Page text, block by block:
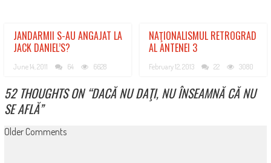
JANDARMII S-AU ANGAJAT LA
JACK DANIEL’S?
June 14, 2011 64 6628
NAŢIONALISMUL RETROGRAD
AL ANTENEI 3
February 12, 2013 22 3080
52 THOUGHTS ON “DACĂ NU DAŢI, NU ÎNSEAMNĂ CĂ NU
SE AFLĂ”
COMMENT
Older Comments